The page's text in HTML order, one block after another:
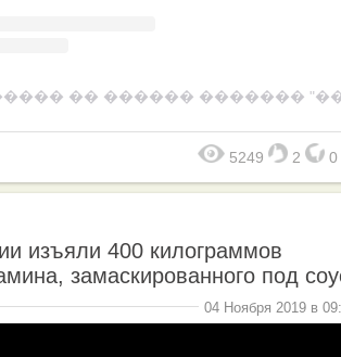
5249 2 0
изъяли 400 килограммов
замаскированного под
04 Ноября 2019 в